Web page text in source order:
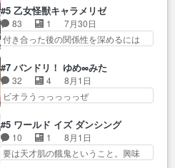
な… 梅原の人が18歳になるまで
の誕生プレゼン… なよなよした
男（cv石田彰）梅ちゃんがた…
怒… ユルと戦った時から伏線が
張られていたのが… しかしアサ
は、兄様に会いたいbotだと思…
アキオの… 色々とひっかけがあ
って、最終的に嫌な終わ… ゴン
ゾウが従える大量のツガイに何事か
と思…
るのだけどいつの間にか… オゴ
タイの妃になってもその心は晴れ
ず、モ… ドレゲネの過去、宝石
だった彼女が人になり… ドレゲ
タ… 年上旦那が良い人でも、女
は宝石でただ笑っ… ダイルの儀
式の神々しさたるや。一気に空
情の言葉しか…シ… 奥様に悲し
い過去…萌え袖が可愛いね、と
思… ドレゲネとシタラ、2人だけ
の同盟が結成さ…
#5 乙女怪獣キャラメリゼ
83 1
7月30日
付き合った後の関係性を深めるには
コングなのいい味付けだ… ずっ
とメスってて何この可愛い生物。ク
ラス… 付き合い始めたら始めた
でまた違った悩みが… と一歩ず
の… ツインテールが可愛いお茶
目な妹ちゃんです… しかも過去
も重いんかいかつては自分に自
#7 バンドリ！ ゆめ∞みた
32 4
8月1日
ビオラうっっっっっぜ
ちゃん、僕っ子になってから取り戻
し… ビオラが悪魔すぎて気分が
悪くなってきたこ… 声優まとめ
ました(７話まで)仲町あられ/… ビ
#5 ワールド イズ ダンシング
10 1
8月1日
要は天才肌の餓鬼ということ。興味